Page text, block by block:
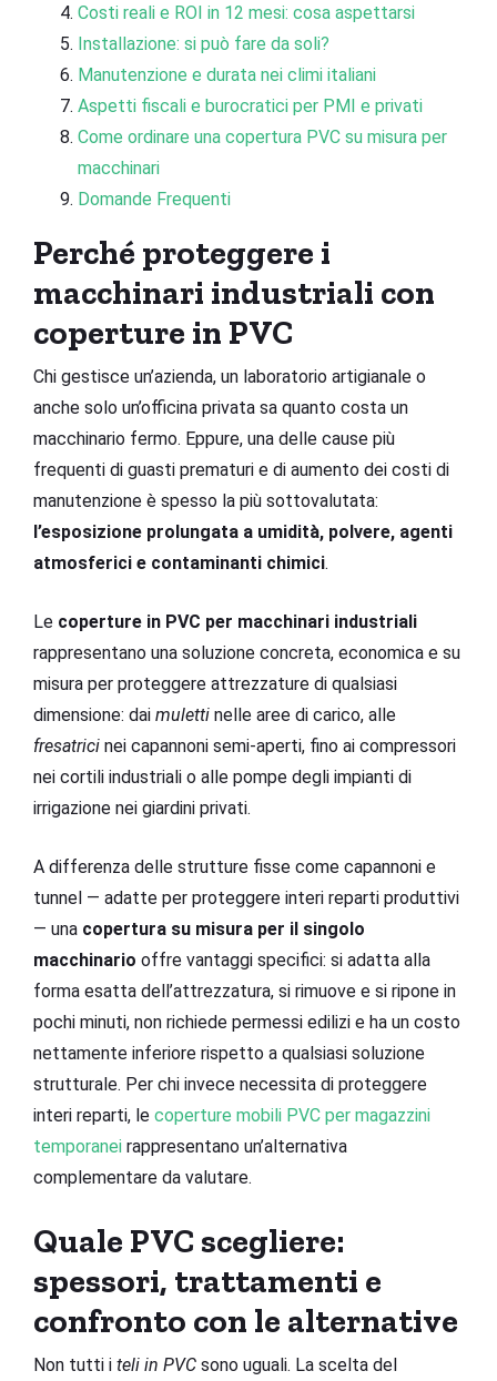
Costi reali e ROI in 12 mesi: cosa aspettarsi
Installazione: si può fare da soli?
Manutenzione e durata nei climi italiani
Aspetti fiscali e burocratici per PMI e privati
Come ordinare una copertura PVC su misura per
macchinari
Domande Frequenti
Perché proteggere i
macchinari industriali con
coperture in PVC
Chi gestisce un’azienda, un laboratorio artigianale o
anche solo un’officina privata sa quanto costa un
macchinario fermo. Eppure, una delle cause più
frequenti di guasti prematuri e di aumento dei costi di
manutenzione è spesso la più sottovalutata:
l’esposizione prolungata a umidità, polvere, agenti
atmosferici e contaminanti chimici.
Le coperture in PVC per macchinari industriali
rappresentano una soluzione concreta, economica e su
misura per proteggere attrezzature di qualsiasi
dimensione: dai muletti nelle aree di carico, alle
fresatrici nei capannoni semi-aperti, fino ai compressori
nei cortili industriali o alle pompe degli impianti di
irrigazione nei giardini privati.
A differenza delle strutture fisse come capannoni e
tunnel — adatte per proteggere interi reparti produttivi
— una copertura su misura per il singolo
macchinario offre vantaggi specifici: si adatta alla
forma esatta dell’attrezzatura, si rimuove e si ripone in
pochi minuti, non richiede permessi edilizi e ha un costo
nettamente inferiore rispetto a qualsiasi soluzione
strutturale. Per chi invece necessita di proteggere
interi reparti, le coperture mobili PVC per magazzini
temporanei rappresentano un’alternativa
complementare da valutare.
Quale PVC scegliere:
spessori, trattamenti e
confronto con le alternative
Non tutti i teli in PVC sono uguali. La scelta del